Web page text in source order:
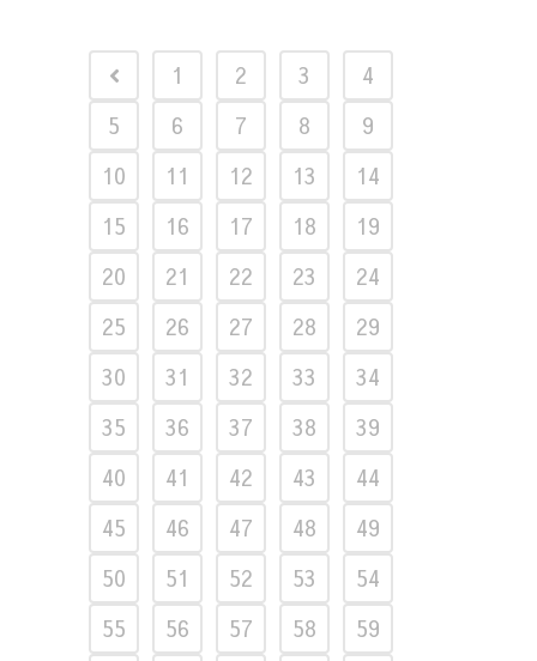
1 2 3
4
5
6 7 8
9
10
11 12 13
14
15
16 17 18
19
20
21 22 23
24
25
26 27 28
29
30
31 32 33
34
35
36 37 38
39
40
41 42 43
44
45
46 47 48
49
50
51 52 53
54
55
56 57 58
59